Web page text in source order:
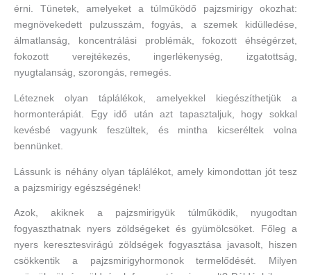
érni. Tünetek, amelyeket a túlműködő pajzsmirigy okozhat:
megnövekedett pulzusszám, fogyás, a szemek kidülledése,
álmatlanság, koncentrálási problémák, fokozott éhségérzet,
fokozott verejtékezés, ingerlékenység, izgatottság,
nyugtalanság, szorongás, remegés.
Léteznek olyan táplálékok, amelyekkel kiegészíthetjük a
hormonterápiát. Egy idő után azt tapasztaljuk, hogy sokkal
kevésbé vagyunk feszültek, és mintha kicseréltek volna
bennünket.
Lássunk is néhány olyan táplálékot, amely kimondottan jót tesz
a pajzsmirigy egészségének!
Azok, akiknek a pajzsmirigyük túlműködik, nyugodtan
fogyaszthatnak nyers zöldségeket és gyümölcsöket. Főleg a
nyers keresztesvirágú zöldségek fogyasztása javasolt, hiszen
csökkentik a pajzsmirigyhormonok termelődését. Milyen